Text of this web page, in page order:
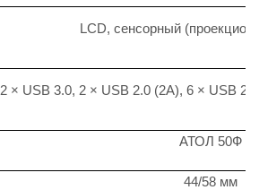
LCD, сенсорный
2 × USB 3.0, 2 × USB 2.0 (2А), 6 × USB
АТОЛ 50Ф
44/58 мм